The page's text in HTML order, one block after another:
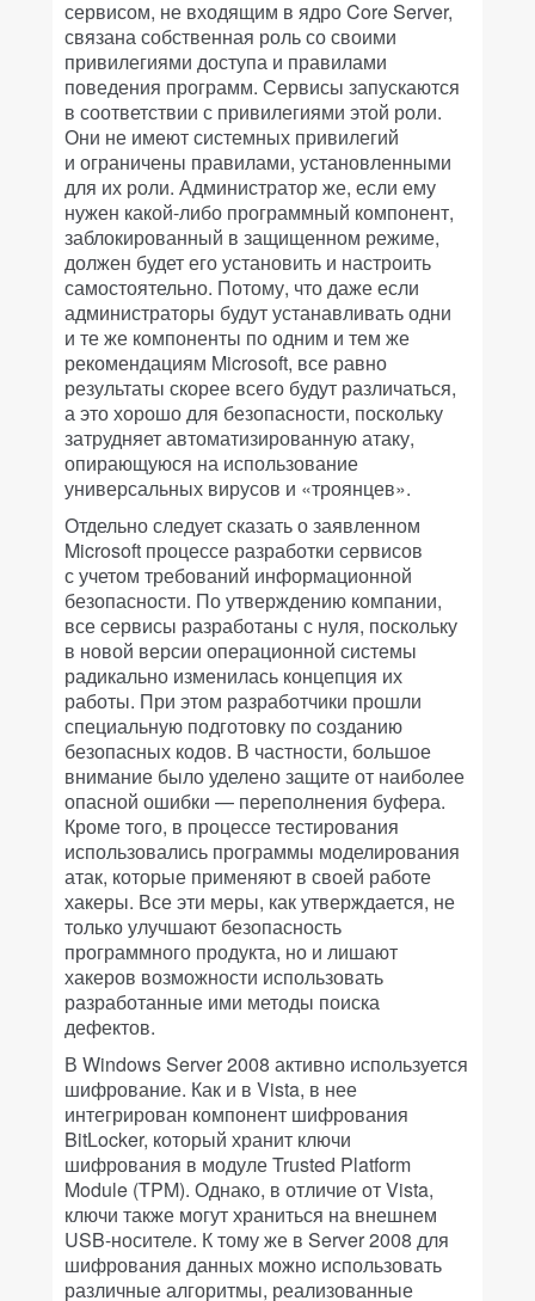
сервисом, не входящим в ядро Core Server,
связана собственная роль со своими
привилегиями доступа и правилами
поведения программ. Сервисы запускаются
в соответствии с привилегиями этой роли.
Они не имеют системных привилегий
и ограничены правилами, установленными
для их роли. Администратор же, если ему
нужен какой-либо программный компонент,
заблокированный в защищенном режиме,
должен будет его установить и настроить
самостоятельно. Потому, что даже если
администраторы будут устанавливать одни
и те же компоненты по одним и тем же
рекомендациям Microsoft, все равно
результаты скорее всего будут различаться,
а это хорошо для безопасности, поскольку
затрудняет автоматизированную атаку,
опирающуюся на использование
универсальных вирусов и «троянцев».
Отдельно следует сказать о заявленном
Microsoft процессе разработки сервисов
с учетом требований информационной
безопасности. По утверждению компании,
все сервисы разработаны с нуля, поскольку
в новой версии операционной системы
радикально изменилась концепция их
работы. При этом разработчики прошли
специальную подготовку по созданию
безопасных кодов. В частности, большое
внимание было уделено защите от наиболее
опасной ошибки — переполнения буфера.
Кроме того, в процессе тестирования
использовались программы моделирования
атак, которые применяют в своей работе
хакеры. Все эти меры, как утверждается, не
только улучшают безопасность
программного продукта, но и лишают
хакеров возможности использовать
разработанные ими методы поиска
дефектов.
В Windows Server 2008 активно используется
шифрование. Как и в Vista, в нее
интегрирован компонент шифрования
BitLocker, который хранит ключи
шифрования в модуле Trusted Platform
Module (TPM). Однако, в отличие от Vista,
ключи также могут храниться на внешнем
USB-носителе. К тому же в Server 2008 для
шифрования данных можно использовать
различные алгоритмы, реализованные